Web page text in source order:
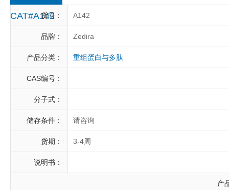
Berry & Associates
LGC Maine Standards
Abbexa AbD Serotec
CAT#A142
货号： A142
品牌： Zedira
产品分类： 重组蛋白与多肽
CAS编号：
分子式：
储存条件： 请咨询
货期： 3-4周
说明书：
产